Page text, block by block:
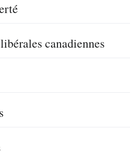
canadiennes